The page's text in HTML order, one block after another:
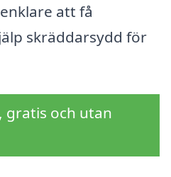
att få
skräddarsydd för
gratis och utan